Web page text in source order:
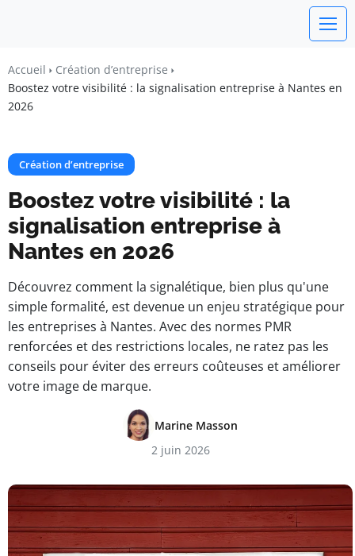
Un Monde Libre
Liberté • Connaissance • Engagement
Accueil
Création d’entreprise
Boostez votre visibilité : la signalisation entreprise à Nantes en
2026
Création d’entreprise
Boostez votre visibilité : la
signalisation entreprise à
Nantes en 2026
Découvrez comment la signalétique, bien plus qu'une
simple formalité, est devenue un enjeu stratégique pour
les entreprises à Nantes. Avec des normes PMR
renforcées et des restrictions locales, ne ratez pas les
conseils pour éviter des erreurs coûteuses et améliorer
votre image de marque.
Marine Masson
2 juin 2026